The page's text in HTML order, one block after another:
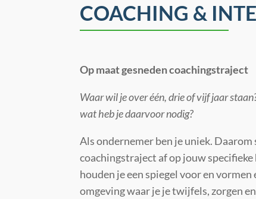
COACHING &
Op maat gesneden coachingstraject
Waar wil je over één, drie of vijf jaar
wat heb je daarvoor nodig?
Als ondernemer ben je uniek.
coachingstraject af op jouw
houden je een spiegel voor en
omgeving waar je je twijfels, zorgen